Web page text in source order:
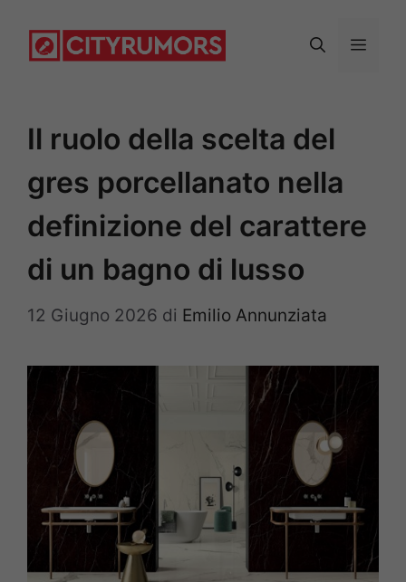
Menu
Il ruolo della scelta del
gres porcellanato nella
definizione del carattere
di un bagno di lusso
12 Giugno 2026 di Emilio Annunziata